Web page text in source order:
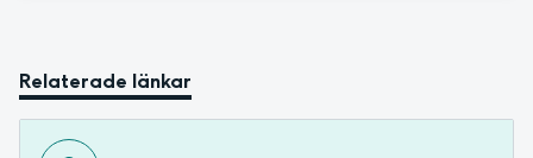
Relaterade länkar